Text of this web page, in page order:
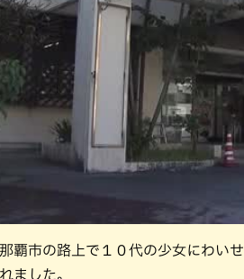
覇市の路上で１０代の少女にわい
ました。